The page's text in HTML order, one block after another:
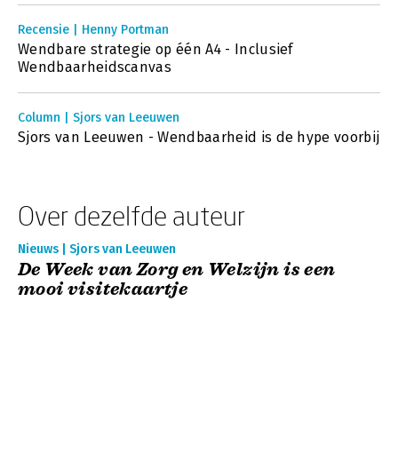
Recensie | Henny Portman
Wendbare strategie op één A4 - Inclusief
Wendbaarheidscanvas
Column | Sjors van Leeuwen
Sjors van Leeuwen - Wendbaarheid is de hype voorbij
Over dezelfde auteur
Nieuws | Sjors van Leeuwen
De Week van Zorg en Welzijn is een
mooi visitekaartje